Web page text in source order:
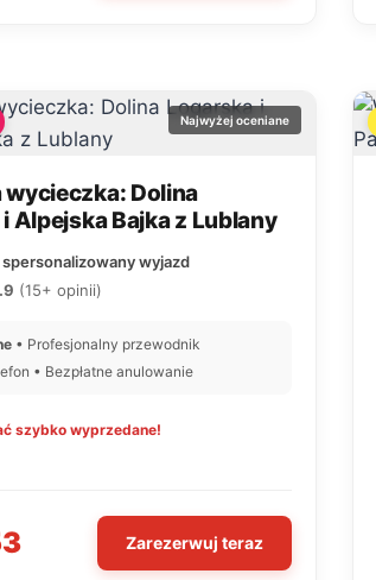
Najwyżej oceniane
wycieczka: Dolina
Alpejska Bajka z Lublany
spersonalizowany wyjazd
(15+ opinii)
• Profesjonalny przewodnik
• Bezpłatne anulowanie
szybko wyprzedane!
Zarezerwuj teraz